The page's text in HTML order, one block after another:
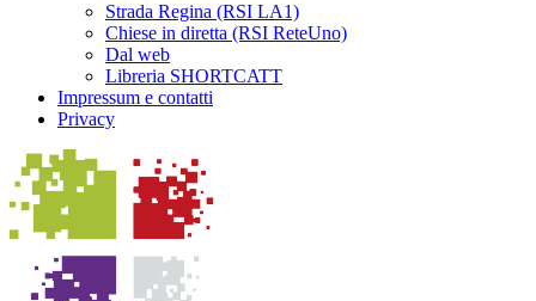
Strada Regina (RSI LA1)
Chiese in diretta (RSI ReteUno)
Dal web
Libreria SHORTCATT
Impressum e contatti
Privacy